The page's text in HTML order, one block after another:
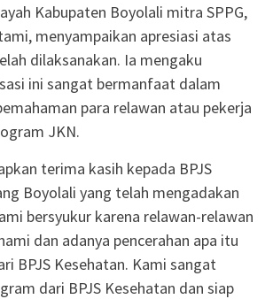
Kabupaten Boyolali mitra SPPG,
menyampaikan apresiasi atas
dilaksanakan. Ia mengaku
ini sangat bermanfaat dalam
para relawan atau pekerja
JKN.
terima kasih kepada BPJS
Boyolali yang telah mengadakan
bersyukur karena relawan-relawan
dan adanya pencerahan apa itu
BPJS Kesehatan. Kami sangat
dari BPJS Kesehatan dan siap